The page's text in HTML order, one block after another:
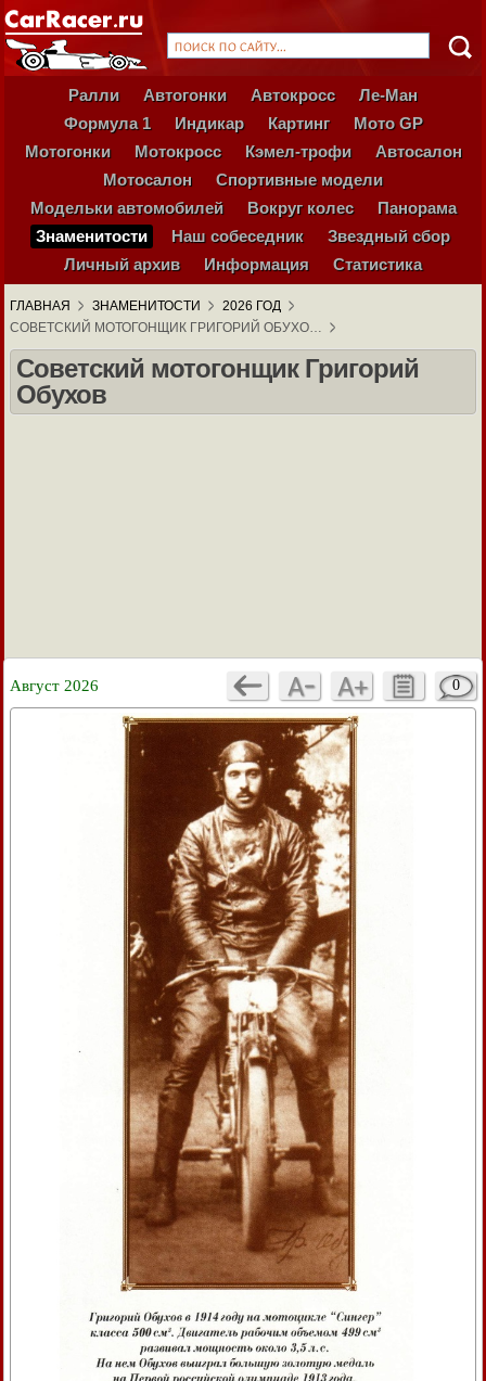
Ралли Автогонки Автокросс
Ле-Ман
Формула 1
Индикар Картинг
Мото GP
Мотогонки
Мотокросс Кэмел-трофи
Автосалон
Мотосалон
Спортивные модели
Модельки автомобилей
Вокруг колес
Панорама
Знаменитости
Наш собеседник
Звездный сбор
Личный архив
Информация Статистика
ГЛАВНАЯ ЗНАМЕНИТОСТИ
2026 ГОД
СОВЕТСКИЙ МОТОГОНЩИК ГРИГОРИЙ ОБУХО…
Советский мотогонщик Григорий
Обухов
Август 2026 0